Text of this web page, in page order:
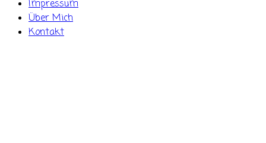
Impressum
Über Mich
Kontakt